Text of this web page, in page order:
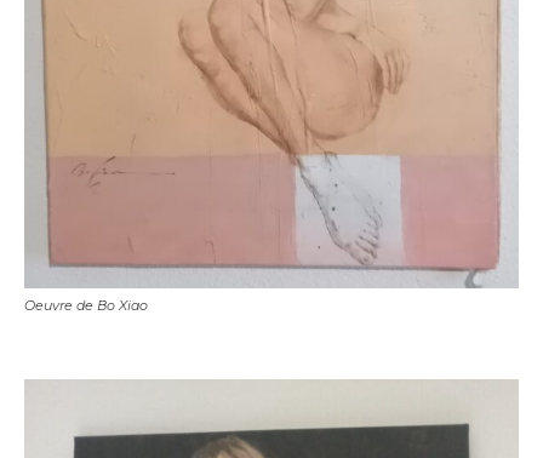
Oeuvre de Bo Xiao